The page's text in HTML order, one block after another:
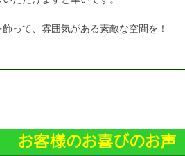
って、雰囲気がある素敵な空間を！